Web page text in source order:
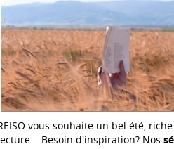
vous souhaite un bel été,
Besoin d'inspiration? Nos